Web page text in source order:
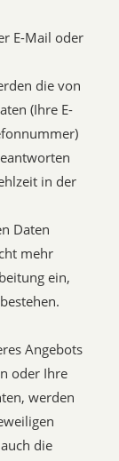
E-Mail oder
die von
(Ihre E-
in der
Daten
mehr
ein,
Angebots
oder Ihre
werden
die